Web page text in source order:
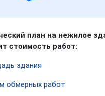
план на нежилое
стоимость работ:
здания
обмерных работ